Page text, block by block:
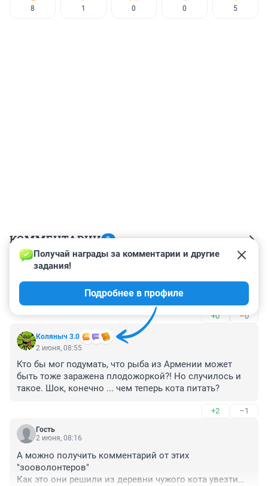
8 1 0 0 5
КОММЕНТАРИИ 3
Гость
Не проще ли котенка забрать?
+0 –0
Коляныч 3.0
Получай награды за комментарии и другие
задания!
Подробнее в профиле
2 июня, 08:55
Кто бы мог подумать, что рыба из Армении может
быть тоже заражена плодожоркой?! Но случилось и
такое. Шок, конечно ... чем теперь кота питать?
+2 –1
Гость
2 июня, 08:16
А можно получить комментарий от этих
"зооволонтеров"
Как это они решили из деревни чужого кота увезти